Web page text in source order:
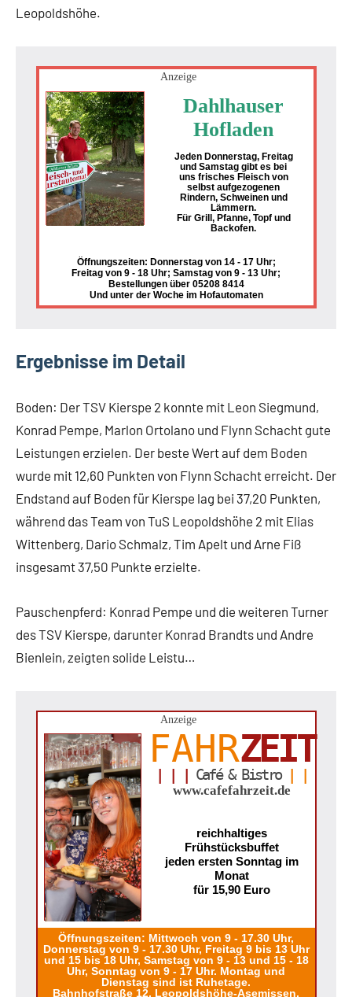
Leopoldshöhe.
Anzeige
Dahlhauser
Hofladen
Jeden Donnerstag, Freitag
und Samstag gibt es bei
uns frisches Fleisch von
selbst aufgezogenen
Rindern, Schweinen und
Lämmern.
Für Grill, Pfanne, Topf und
Backofen.
Öffnungszeiten: Donnerstag von 14 - 17 Uhr;
Freitag von 9 - 18 Uhr; Samstag von 9 - 13 Uhr;
Bestellungen über 05208 8414
Und unter der Woche im Hofautomaten
Ergebnisse im Detail
Boden: Der TSV Kierspe 2 konnte mit Leon Siegmund,
Konrad Pempe, Marlon Ortolano und Flynn Schacht gute
Leistungen erzielen. Der beste Wert auf dem Boden
wurde mit 12,60 Punkten von Flynn Schacht erreicht. Der
Endstand auf Boden für Kierspe lag bei 37,20 Punkten,
während das Team von TuS Leopoldshöhe 2 mit Elias
Wittenberg, Dario Schmalz, Tim Apelt und Arne Fiß
insgesamt 37,50 Punkte erzielte.
Pauschenpferd: Konrad Pempe und die weiteren Turner
des TSV Kierspe, darunter Konrad Brandts und Andre
Bienlein, zeigten solide Leistu…
Anzeige
FAHRZEIT
Café & Bistro| |
www.cafefahrzeit.de
reichhaltiges
Frühstücksbuffet
jeden ersten Sonntag im
Monat
für 15,90 Euro
Öffnungszeiten: Mittwoch von 9 - 17.30 Uhr,
Donnerstag von 9 - 17.30 Uhr, Freitag 9 bis 13 Uhr
und 15 bis 18 Uhr, Samstag von 9 - 13 und 15 - 18
Uhr, Sonntag von 9 - 17 Uhr. Montag und
Dienstag sind ist Ruhetage.
Bahnhofstraße 12, Leopoldshöhe-Asemissen.